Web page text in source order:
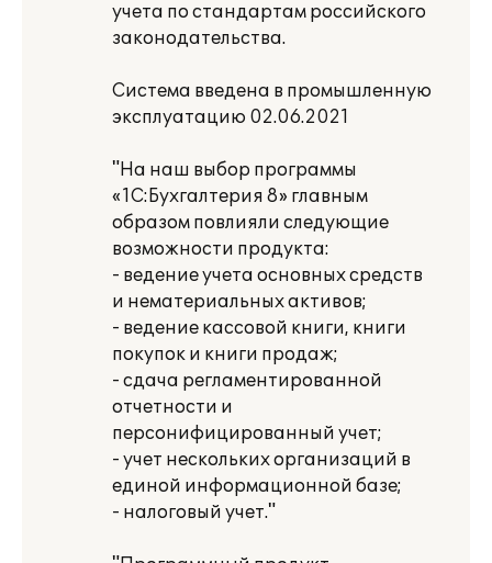
учета по стандартам российского
законодательства.
Система введена в промышленную
эксплуатацию 02.06.2021
"На наш выбор программы
«1С:Бухгалтерия 8» главным
образом повлияли следующие
возможности продукта:
- ведение учета основных средств
и нематериальных активов;
- ведение кассовой книги, книги
покупок и книги продаж;
- сдача регламентированной
отчетности и
персонифицированный учет;
- учет нескольких организаций в
единой информационной базе;
- налоговый учет."